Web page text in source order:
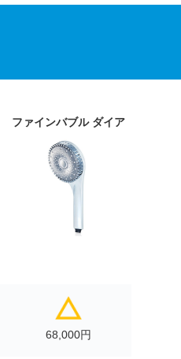
ファインバブル ダイア
68,000円